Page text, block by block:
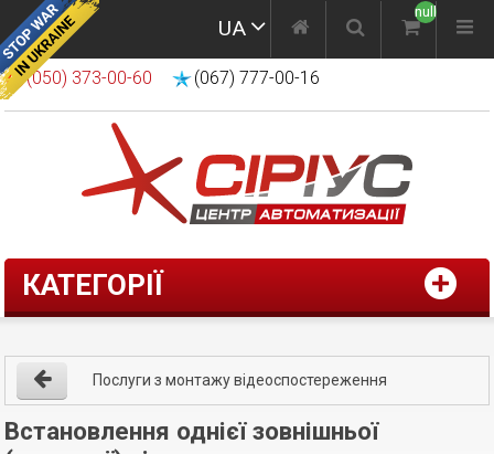
UA
null
(050) 373-00-60 (067) 777-00-16
КАТЕГОРІЇ
Послуги з монтажу відеоспостереження
Встановлення однієї зовнішньої